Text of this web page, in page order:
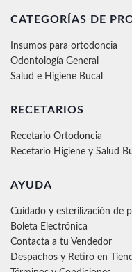
CATEGORÍAS DE
Insumos para ortodoncia
Odontología General
Salud e Higiene Bucal
RECETARIOS
Recetario Ortodoncia
Recetario Higiene y Salud
AYUDA
Cuidado y esterilización de
Boleta Electrónica
Contacta a tu Vendedor
Despachos y Retiro en